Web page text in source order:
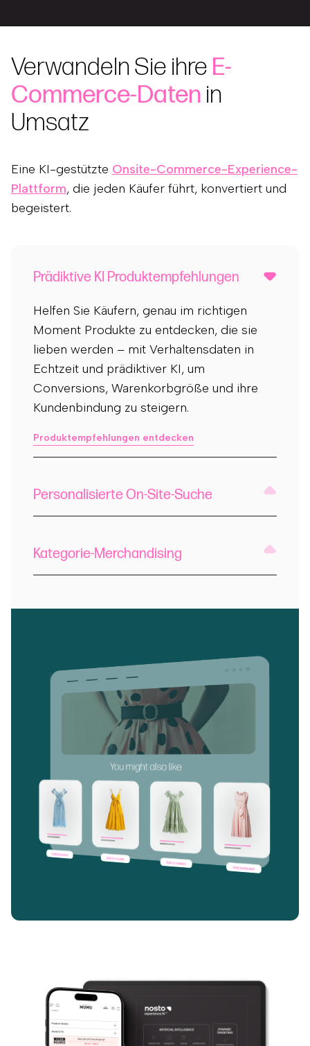
Verwandeln Sie ihre E-
Commerce-Daten in
Umsatz
Eine KI-gestützte Onsite-Commerce-Experience-
Plattform, die jeden Käufer führt, konvertiert und
begeistert.
Prädiktive KI Produktempfehlungen
Helfen Sie Käufern, genau im richtigen
Moment Produkte zu entdecken, die sie
lieben werden – mit Verhaltensdaten in
Echtzeit und prädiktiver KI, um
Conversions, Warenkorbgröße und ihre
Kundenbindung zu steigern.
Produktempfehlungen entdecken
Personalisierte On-Site-Suche
Kategorie-Merchandising